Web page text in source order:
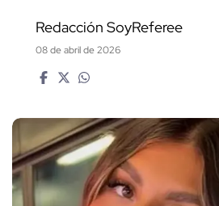
Redacción SoyReferee
08 de abril de 2026